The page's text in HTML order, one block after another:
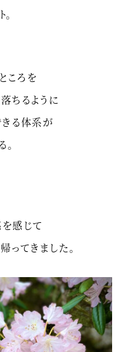
ころを
ちるように
る体系が
感じて
ってきました。